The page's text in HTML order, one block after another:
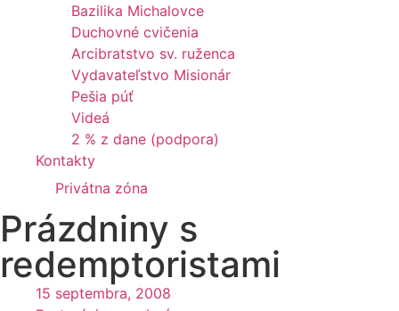
Bazilika Michalovce
Duchovné cvičenia
Arcibratstvo sv. ruženca
Vydavateľstvo Misionár
Pešia púť
Videá
2 % z dane (podpora)
Kontakty
Privátna zóna
Prázdniny s
redemptoristami
15 septembra, 2008